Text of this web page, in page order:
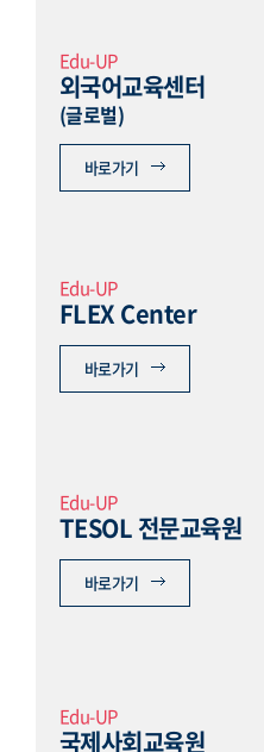
Edu-UP
외국어교육센터
(글로벌)
바로가기
Edu-UP
FLEX Center
바로가기
Edu-UP
TESOL 전문교육원
바로가기
Edu-UP
국제사회교육원